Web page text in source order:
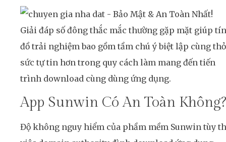
Giải đáp số đông thắc mắc thường gặp mặt giúp tín
đồ trải nghiệm bao gồm tầm chú ý biệt lập cùng
sức tự tin hơn trong quy cách làm mang đến tiến
trình download cùng dùng ứng dụng.
App Sunwin Có An Toàn Không?
Độ không nguy hiểm của phầm mềm Sunwin tùy